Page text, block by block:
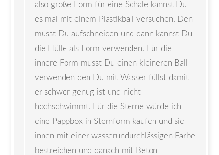
also große Form für eine Schale kannst Du
es mal mit einem Plastikball versuchen. Den
musst Du aufschneiden und dann kannst Du
die Hülle als Form verwenden. Für die
innere Form musst Du einen kleineren Ball
verwenden den Du mit Wasser füllst damit
er schwer genug ist und nicht
hochschwimmt. Für die Sterne würde ich
eine Pappbox in Sternform kaufen und sie
innen mit einer wasserundurchlässigen Farbe
bestreichen und danach mit Beton